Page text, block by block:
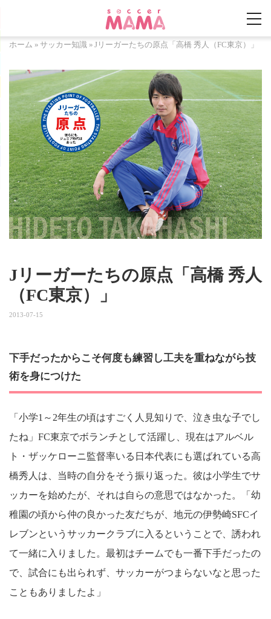
ホーム » サッカー知識 » Jリーガーたちの原点「高橋 秀人（FC東京）」
Jリーガーたちの原点「高橋 秀人
（FC東京）」
2013-07-15
下手だったからこそ何度も練習し工夫を重ねながら技
術を身につけた
「小学1～2年生の頃はすごく人見知りで、泣き虫な子でし
たね」FC東京でボランチとして活躍し、現在はアルベル
ト・ザッケローニ監督率いる日本代表にも選ばれている高
橋秀人は、当時の自分をそう振り返った。彼は小学生でサ
ッカーを始めたが、それは自らの意思ではなかった。「幼
稚園の頃から仲の良かった友だちが、地元の伊勢崎SFCイ
レブンというサッカークラブに入るということで、誘われ
て一緒に入りました。最初はチームでも一番下手だったの
で、試合にも出られず、サッカーがつまらないなと思った
こともありましたよ」